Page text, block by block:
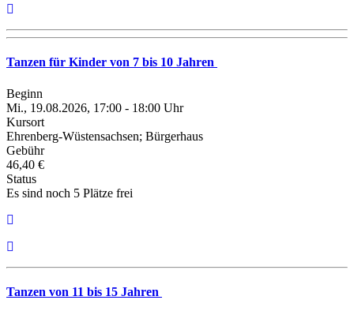
Tanzen für Kinder von 7 bis 10 Jahren
Beginn
Mi., 19.08.2026, 17:00 - 18:00 Uhr
Kursort
Ehrenberg-Wüstensachsen; Bürgerhaus
Gebühr
46,40 €
Status
Es sind noch 5 Plätze frei
Tanzen von 11 bis 15 Jahren